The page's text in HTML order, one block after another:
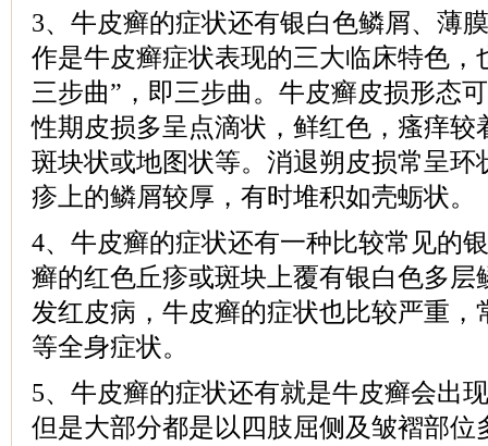
3、牛皮癣的症状还有银白色鳞屑、薄
作是牛皮癣症状表现的三大临床特色，
三步曲”，即三步曲。牛皮癣皮损形态
性期皮损多呈点滴状，鲜红色，瘙痒较
斑块状或地图状等。消退朔皮损常呈环
疹上的鳞屑较厚，有时堆积如壳蛎状。
4、牛皮癣的症状还有一种比较常见的
癣的红色丘疹或斑块上覆有银白色多层
发红皮病，牛皮癣的症状也比较严重，
等全身症状。
5、牛皮癣的症状还有就是牛皮癣会出
但是大部分都是以四肢屈侧及皱褶部位